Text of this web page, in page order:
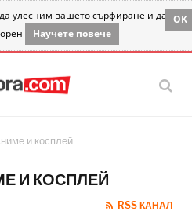
улесним вашето сърфиране и да
Научете повече
OK
и косплей
И КОСПЛЕЙ
RSS КАНАЛ